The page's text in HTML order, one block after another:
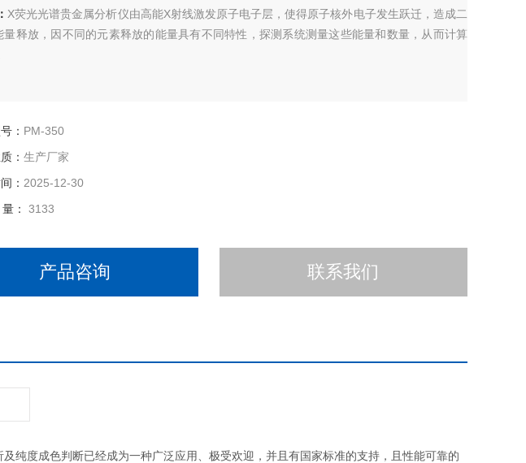
X荧光光谱贵金属分析仪由高能X射线激发原子电子层，使得原子核外电子发生跃迁，造成二
量释放，因不同的元素释放的能量具有不同特性，探测系统测量这些能量和数量，从而计算
： PM-350
： 生产厂家
： 2025-12-30
： 3133
产品咨询 联系我们
纯度成色判断已经成为一种广泛应用、极受欢迎，并且有国家标准的支持，且性能可靠的